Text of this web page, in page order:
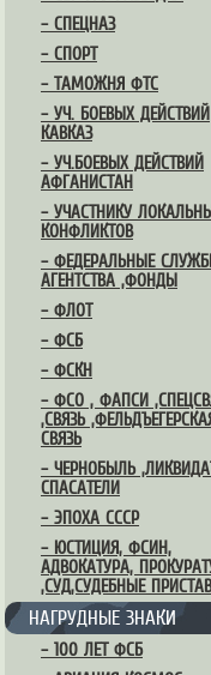
– СПЕЦНАЗ
– СПОРТ
– ТАМОЖНЯ ФТС
– УЧ. БОЕВЫХ ДЕЙСТВИЙ
КАВКАЗ
– УЧ.БОЕВЫХ ДЕЙСТВИЙ
АФГАНИСТАН
– УЧАСТНИКУ
КОНФЛИКТОВ
– ФЕДЕРАЛЬНЫЕ
АГЕНТСТВА ,ФОНДЫ
– ФЛОТ
– ФСБ
– ФСКН
– ФСО , ФАПСИ
,СВЯЗЬ
СВЯЗЬ
– ЧЕРНОБЫЛЬ
СПАСАТЕЛИ
– ЭПОХА СССР
– ЮСТИЦИЯ, ФСИН,
АДВОКАТУРА,
,СУД,СУДЕБНЫЕ
НАГРУДНЫЕ ЗНАКИ
– 100 ЛЕТ ФСБ